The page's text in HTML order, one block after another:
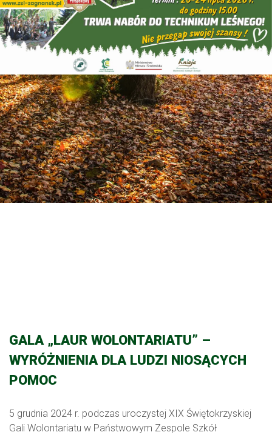
GALA „LAUR WOLONTARIATU” –
WYRÓŻNIENIA DLA LUDZI NIOSĄCYCH
POMOC
5 grudnia 2024 r. podczas uroczystej XIX Świętokrzyskiej
Gali Wolontariatu w Państwowym Zespole Szkół